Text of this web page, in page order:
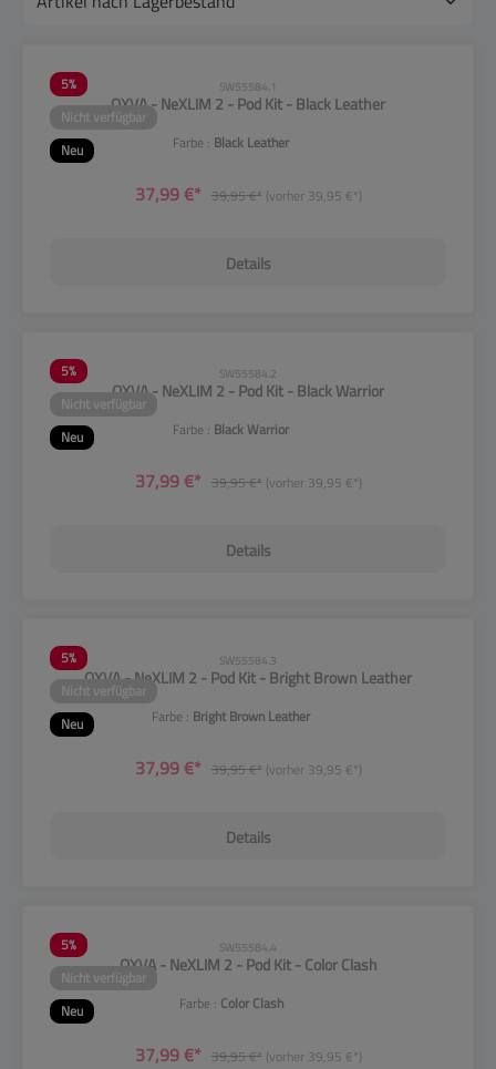
5%
Nicht verfügbar
Neu
SW55584.1
OXVA - NeXLIM 2 - Pod Kit - Black Leather
Farbe : Black Leather
37,99 €* 39,95 €* (vorher 39,95 €*)
Details
5%
Nicht verfügbar
Neu
SW55584.2
OXVA - NeXLIM 2 - Pod Kit - Black Warrior
Farbe : Black Warrior
37,99 €* 39,95 €* (vorher 39,95 €*)
Details
5%
Nicht verfügbar
Neu
SW55584.3
OXVA - NeXLIM 2 - Pod Kit - Bright Brown Leather
Farbe : Bright Brown Leather
37,99 €* 39,95 €* (vorher 39,95 €*)
Details
5%
Nicht verfügbar
Neu
SW55584.4
OXVA - NeXLIM 2 - Pod Kit - Color Clash
Farbe : Color Clash
37,99 €* 39,95 €* (vorher 39,95 €*)